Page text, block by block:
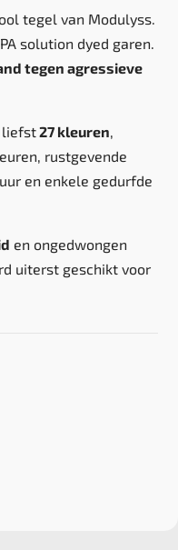
tegel van Modulyss.
solution dyed garen.
tegen agressieve
liefst27 kleuren,
rustgevende
en enkele gedurfde
en ongedwongen
uiterst geschikt voor